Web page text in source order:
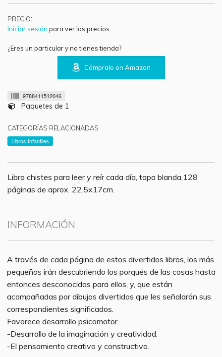
PRECIO:
Iniciar sesión para ver los precios.
¿Eres un particular y no tienes tienda?
Cómpralo en Amazon
9788411512046
Paquetes de 1
CATEGORÍAS RELACIONADAS
Libros Infantiles
Libro chistes para leer y reír cada día, tapa blanda,128
páginas de aprox. 22.5x17cm.
INFORMACIÓN
A través de cada página de estos divertidos libros, los más
pequeños irán descubriendo los porqués de las cosas hasta
entonces desconocidas para ellos, y, que están
acompañadas por dibujos divertidos que les señalarán sus
correspondientes significados.
Favorece desarrollo psicomotor.
-Desarrollo de la imaginación y creatividad.
-El pensamiento creativo y constructivo.